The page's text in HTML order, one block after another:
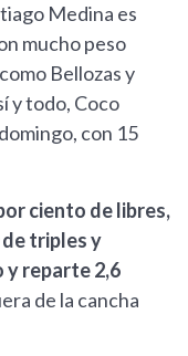
Medina es
mucho peso
Bellozas y
y todo, Coco
con 15
ciento de libres,
de triples y
y reparte 2,6
de la cancha